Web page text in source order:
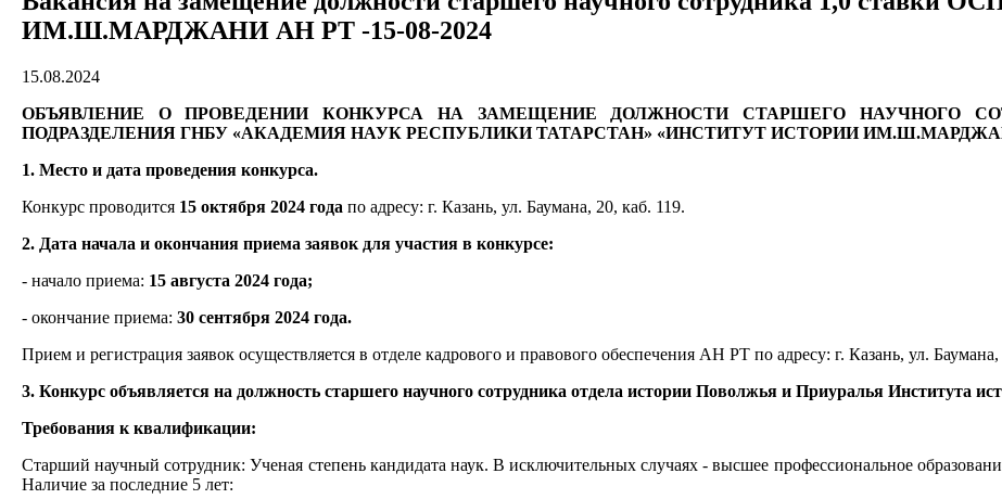
ИМ.Ш.МАРДЖАНИ АН РТ -15-08-2024
15.08.2024
ОБЪЯВЛЕНИЕ О ПРОВЕДЕНИИ КОНКУРСА НА ЗАМЕЩЕНИЕ ДОЛЖНОСТИ СТАРШЕГО НАУЧНОГО
ПОДРАЗДЕЛЕНИЯ ГНБУ «АКАДЕМИЯ НАУК РЕСПУБЛИКИ ТАТАРСТАН» «ИНСТИТУТ ИСТОРИИ
1. Место и дата проведения конкурса.
Конкурс проводится 15 октября 2024 года по адресу: г. Казань, ул. Баумана, 20, каб. 119.
2. Дата начала и окончания приема заявок для участия в конкурсе:
- начало приема: 15 августа 2024 года;
- окончание приема: 30 сентября 2024 года.
Прием и регистрация заявок осуществляется в отделе кадрового и правового обеспечения АН РТ по адресу: г. Казань, ул.
3. Конкурс объявляется на должность старшего научного сотрудника отдела истории Поволжья и Приуралья
Требования к квалификации:
Старший научный сотрудник: Ученая степень кандидата наук. В исключительных случаях - высшее профессиональное
Наличие за последние 5 лет: